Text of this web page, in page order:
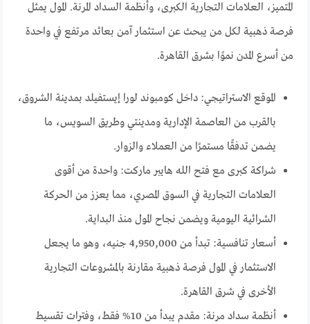
المتميز، العلامات التجارية الكبرى، وأنظمة السداد المرنة. المول يمثل
فرصة ذهبية لكل من يبحث عن استثمار آمن بعائد مرتفع في واحدة
من أسرع المدن نموًا بشرق القاهرة.
الموقع الاستراتيجي: داخل كومبوند لورا إيستفيلد بمدينة الشروق،
بالقرب من العاصمة الإدارية ومدينتي وطريق السويس، ما
يضمن تدفقًا مستمرًا من العملاء والزوار.
شراكة كبرى مع فتح الله هايبر ماركت: واحدة من أقوى
العلامات التجارية في السوق المصري، مما يعزز من الحركة
الشرائية اليومية ويضمن نجاح المول منذ البداية.
أسعار تنافسية: تبدأ من 4,950,000 جنيه، وهو ما يجعل
الاستثمار في المول فرصة ذهبية مقارنة بالمشروعات التجارية
الأخرى في شرق القاهرة.
أنظمة سداد مرنة: مقدم يبدأ من 10% فقط، وفترات تقسيط